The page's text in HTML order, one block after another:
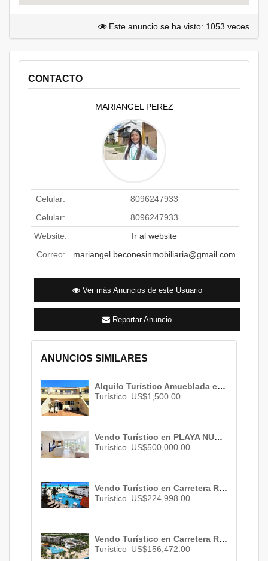
Este anuncio se ha visto: 1053 veces
CONTACTO
MARIANGEL PEREZ
Celular:
8096247933
Celular:
8096247933
Website:
Ir al website
Correo:
mariangel.beconesinmobiliaria@gmail.com
Ver más Anuncios de este Usuario
Reportar Anuncio
ANUNCIOS SIMILARES
Alquilo Turístico Amueblada en Metro Country Club, Juan Dolio , San Pedro De Macorís , 3 habs. , 2 baños , 2 parqueos , ID 327
Turístico US$1,500.00
Vendo Turístico en PLAYA NUEVA ROMANA , 3 habs., 4 baños , 2 parqueos , US$ 500,000.00
Turístico US$500,000.00
Vendo Turístico en Carretera Romana , La Romana , ID 3027
Turístico US$224,998.00
Vendo Turístico en Carretera Romana-San Pedro De Macoris , La Romana , ID 3033
Turístico US$156,472.00